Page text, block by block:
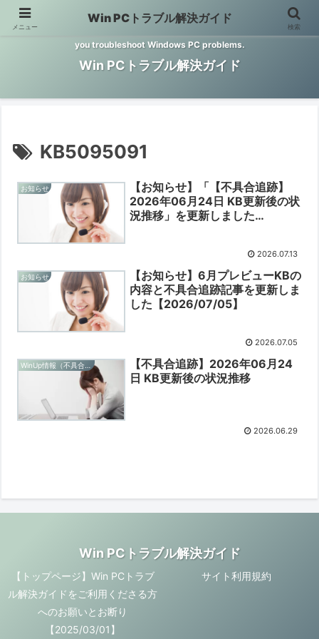
Windows PCのトラブル解決をお手伝いするサイトです。 This site helps
you troubleshoot Windows PC problems.
Win PCトラブル解決ガイド
KB5095091
お知らせ
【お知らせ】「【不具合追跡】
2026年06月24日 KB更新後の状
況推移」を更新しました
2026.07.13
お知らせ
【お知らせ】6月プレビューKBの
内容と不具合追跡記事を更新しま
した【2026/07/05】
2026.07.05
【不具合追跡】2026年06月24
日 KB更新後の状況推移
2026.06.29
Win PCトラブル解決ガイド
【トップページ】Win PCトラブ
ル解決ガイドをご利用くださる方
へのお願いとお断り
【2025/03/01】
サイト利用規約
メニュー
Win PCトラブル解決ガイド
検索